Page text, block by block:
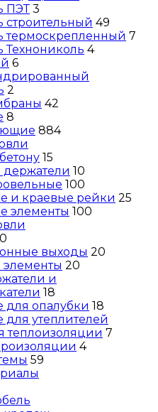
ПЭТ 3
строительный 49
термоскрепленный 7
Технониколь 4
6
2
42
8
884
15
держатели 10
100
и краевые рейки 25
элементы 100
выходы 20
20
и
18
опалубки 18
утеплителей
теплоизоляции 7
4
59